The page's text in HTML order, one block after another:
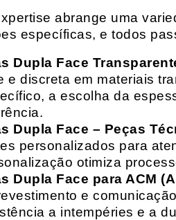
abrange uma
específicas, e todos
Dupla Face
e discreta em materiais
a escolha da
Dupla Face – Peças
personalizados para
otimiza
Dupla Face para ACM
e
a intempéries e a